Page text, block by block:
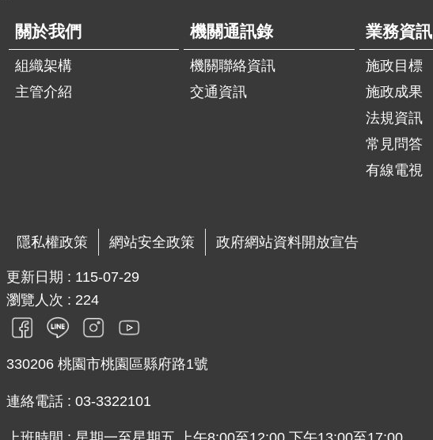
關於我們
組織架構
主管介紹
機關通訊錄
機關聯絡資訊
交通資訊
業務資訊
施政目標
施政成果
法規資訊
常見問答
有線電視
隱私權政策 網站安全政策 政府網站資料開放宣告
更新日期
115-07-29
瀏覽人次
224
330206 桃園市桃園區縣府路1號
連絡電話 : 03-3322101